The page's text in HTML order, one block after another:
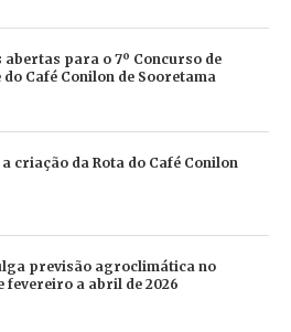
abertas para o 7º Concurso de
do Café Conilon de Sooretama
criação da Rota do Café Conilon
previsão agroclimática no
fevereiro a abril de 2026